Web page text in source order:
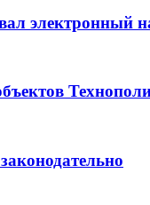
электронный